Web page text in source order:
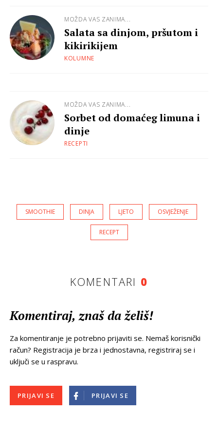
MOŽDA VAS ZANIMA...
Salata sa dinjom, pršutom i
kikirikijem
KOLUMNE
MOŽDA VAS ZANIMA...
Sorbet od domaćeg limuna i
dinje
RECEPTI
SMOOTHIE DINJA LJETO OSVJEŽENJE
RECEPT
KOMENTARI 0
Komentiraj, znaš da želiš!
Za komentiranje je potrebno prijaviti se. Nemaš korisnički
račun? Registracija je brza i jednostavna, registriraj se i
uključi se u raspravu.
PRIJAVI SE PRIJAVI SE